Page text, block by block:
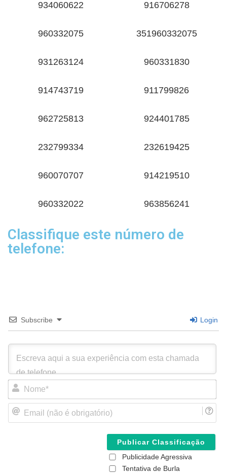
934060622 916706278
960332075 351960332075
931263124 960331830
914743719 911799826
962725813 924401785
232799334 232619425
960070707 914219510
960332022 963856241
Classifique este número de
telefone:
Subscribe Login
N
m
a
Publicidade Agressiva
Tentativa de Burla